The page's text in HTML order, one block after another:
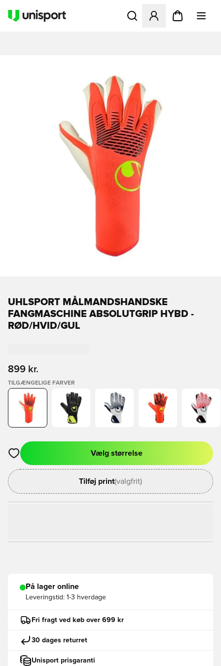
Åbner en Modal til at
UHLSPORT MÅLMANDSHANDSKE
FANGMASCHINE ABSOLUTGRIP HYBD -
RØD/HVID/GUL
899 kr.
TILGÆNGELIGE FARVER
Åbner en Modal til at logge ind eller tilmelde dig som medlem
Vælg størrelse
Tilføj print(valgfrit)
På lager online
Leveringstid: 1-3 hverdage
Fri fragt ved køb over 699 kr
30 dages returret
Unisport prisgaranti